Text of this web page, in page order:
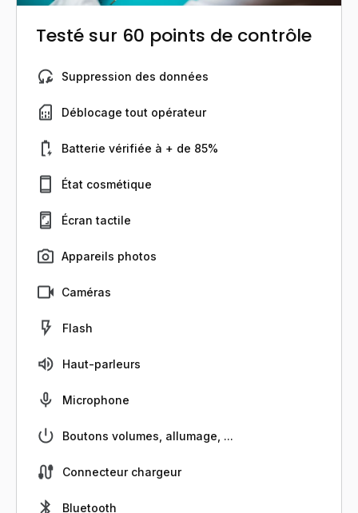
Testé sur 60 points de contrôle
Suppression des données
Déblocage tout opérateur
Batterie vérifiée à + de 85%
État cosmétique
Écran tactile
Appareils photos
Caméras
Flash
Haut-parleurs
Microphone
Boutons volumes, allumage, ...
Connecteur chargeur
Bluetooth